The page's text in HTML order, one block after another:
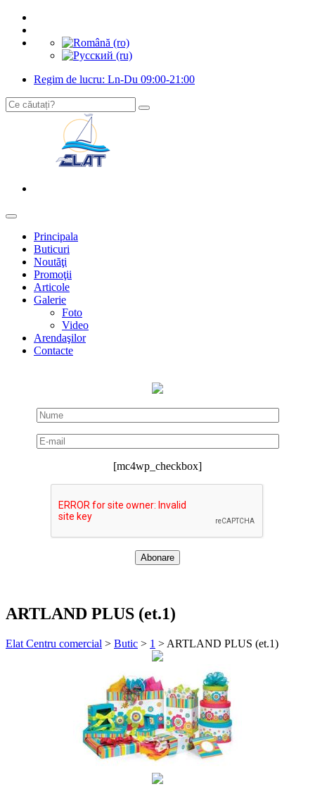
Regim de lucru: Ln-Du 09:00-21:00
Principala
Buticuri
Noutăţi
Promoţii
Articole
Galerie
Foto
Video
Arendaşilor
Contacte
[mc4wp_checkbox]
ARTLAND PLUS (et.1)
Elat Centru comercial > Butic > 1 > ARTLAND PLUS (et.1)